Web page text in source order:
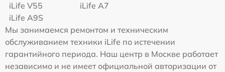
iLife V55
iLife A7
iLife A9S
Мы занимаемся ремонтом и техническим
обслуживанием техники iLife по истечении
гарантийного периода. Наш центр в Москве работает
независимо и не имеет официальной авторизации от